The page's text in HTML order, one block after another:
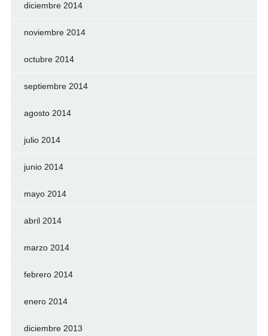
diciembre 2014
noviembre 2014
octubre 2014
septiembre 2014
agosto 2014
julio 2014
junio 2014
mayo 2014
abril 2014
marzo 2014
febrero 2014
enero 2014
diciembre 2013